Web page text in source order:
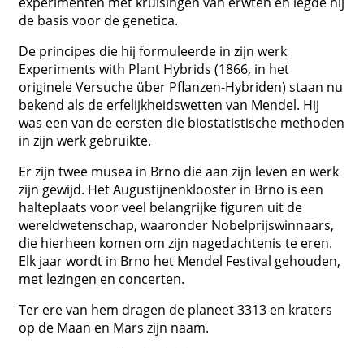
de basis voor de genetica.
De principes die hij formuleerde in zijn werk
Experiments with Plant Hybrids (1866, in het
originele Versuche über Pflanzen-Hybriden) staan ​​nu
bekend als de erfelijkheidswetten van Mendel. Hij
was een van de eersten die biostatistische methoden
in zijn werk gebruikte.
Er zijn twee musea in Brno die aan zijn leven en werk
zijn gewijd. Het Augustijnenklooster in Brno is een
halteplaats voor veel belangrijke figuren uit de
wereldwetenschap, waaronder Nobelprijswinnaars,
die hierheen komen om zijn nagedachtenis te eren.
Elk jaar wordt in Brno het Mendel Festival gehouden,
met lezingen en concerten.
Ter ere van hem dragen de planeet 3313 en kraters
op de Maan en Mars zijn naam.